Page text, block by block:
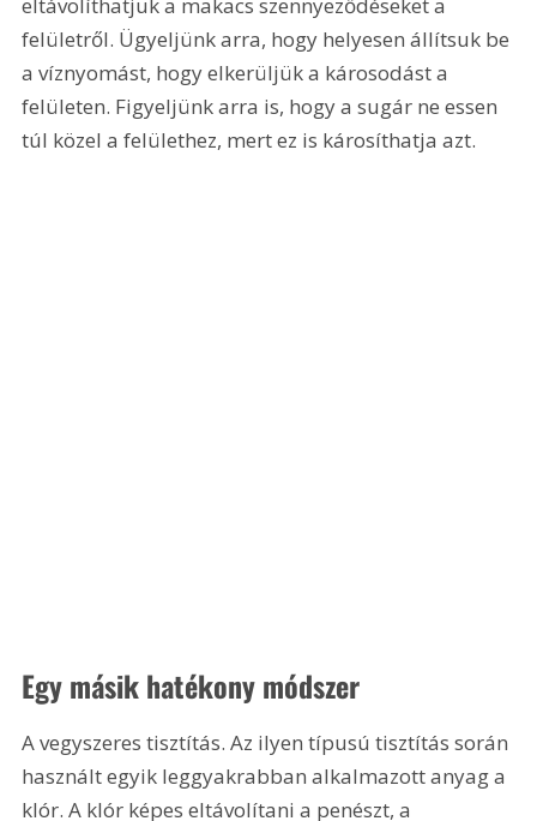
felületről. Ügyeljünk arra, hogy helyesen állítsuk be
a víznyomást, hogy elkerüljük a károsodást a
felületen. Figyeljünk arra is, hogy a sugár ne essen
túl közel a felülethez, mert ez is károsíthatja azt.
Egy másik hatékony módszer
A vegyszeres tisztítás. Az ilyen típusú tisztítás során
használt egyik leggyakrabban alkalmazott anyag a
klór. A klór képes eltávolítani a penészt, a